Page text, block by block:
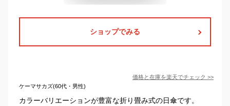
ショップでみる
価格と在庫を楽天でチェック >>
ケーマサカズ(60代・男性)
カラーバリエーションが豊富な折り畳み式の日傘です。